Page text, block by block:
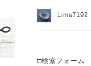
Lima7192
□検索フォーム